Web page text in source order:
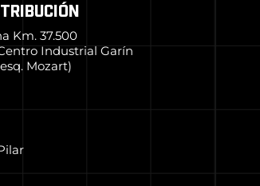
Km. 37.500
Industrial Garín
Mozart)